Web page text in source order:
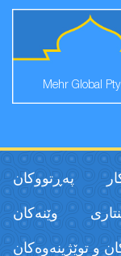
Mehr Global
پەڕتووكان
وێنەکان
و توێژینەوەکان